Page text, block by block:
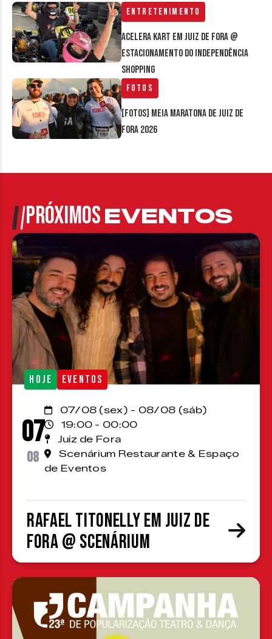
Entretenimento
Acelera Kart em Juiz de Fora @
estacionamento do Independência
Shopping
Fotos
[FOTOS] Meia Maratona de Juiz de
Fora 2026
PRÓXIMOSEVENTOS
HOJE EVENTOS
07
08
07/08 (sex) - 08/08 (sáb)
19:00 - 00:00
Juiz de Fora
Scenárium Restaurante & Espaço
de Eventos
Rafael Titonelly em Juiz de
Fora @ Scenárium